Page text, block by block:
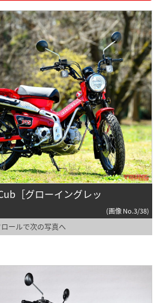
［グローイングレッ
(画像 No.3/38)
ールで次の写真へ